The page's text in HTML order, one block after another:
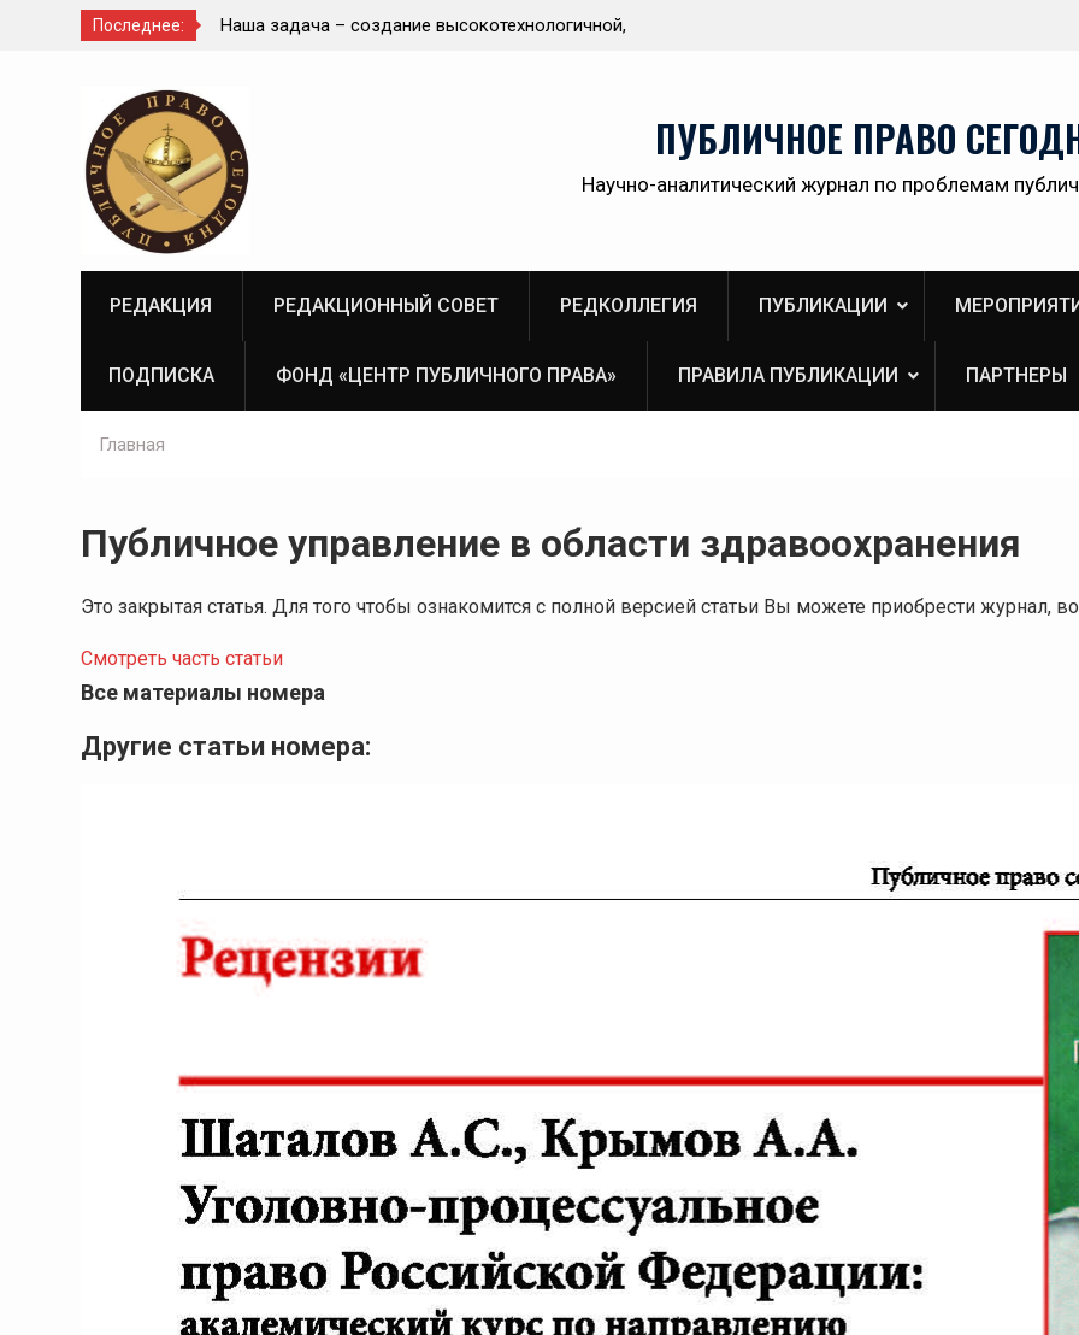
Последнее:
целое с
Наша задача – создание высокотехнологичной,
секции «Административный порядок
рассмотрения публично-правовых споров и
правовая медицина» II Донбасского
содержимому
ПУБЛИЧНОЕ ПРАВО
Научно-аналитический журнал по проблемам
РЕДАКЦИЯ РЕДАКЦИОННЫЙ СОВЕТ РЕДКОЛЛЕГИЯ ПУБЛИКАЦИИ
ПОДПИСКА ФОНД «ЦЕНТР ПУБЛИЧНОГО ПРАВА» ПРАВИЛА ПУБЛИКАЦИИ ПАРТНЕРЫ
Главная
Публичное управление в области здравоохранения
Это закрытая статья. Для того чтобы ознакомится с полной версией статьи Вы можете приобрести журнал,
Смотреть часть статьи
Все материалы номера
Другие статьи номера: